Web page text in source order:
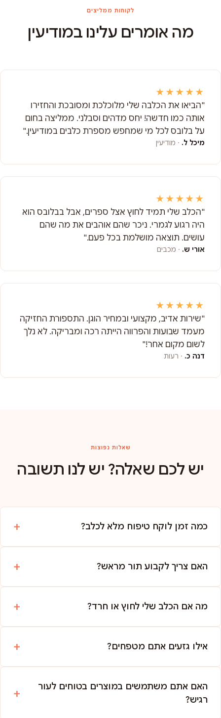
לקוחות ממליצים
מה אומרים עלינו במודיעין
★★★★★
"הביאו את הכלבה שלי מלוכלכת ומסובכת והחזירו
אותה כמו חדשה! יחס מדהים וסבלני. ממליצה בחום
על בלובס לכל מי שמחפש מספרת כלבים במודיעין."
מיכל ל. · מודיעין
★★★★★
"הכלב שלי תמיד לחוץ אצל ספרים, אבל בבלובס הוא
היה רגוע לגמרי. ניכר שהם אוהבים את מה שהם
עושים. תוצאה מושלמת בכל פעם."
אורי ש. · מכבים
★★★★★
"שירות אדיב, מקצועי ובמחיר הוגן. התספורת החזיקה
מעמד שבועות והפרווה הייתה רכה ומבריקה. לא נלך
לשום מקום אחר!"
דנה כ. · רעות
שאלות נפוצות
יש לכם שאלה? יש לנו תשובה
כמה זמן לוקח טיפוח מלא לכלב?
האם צריך לקבוע תור מראש?
מה אם הכלב שלי לחוץ או חרד?
אילו גזעים אתם מטפחים?
האם אתם משתמשים במוצרים בטוחים לעור
רגיש?